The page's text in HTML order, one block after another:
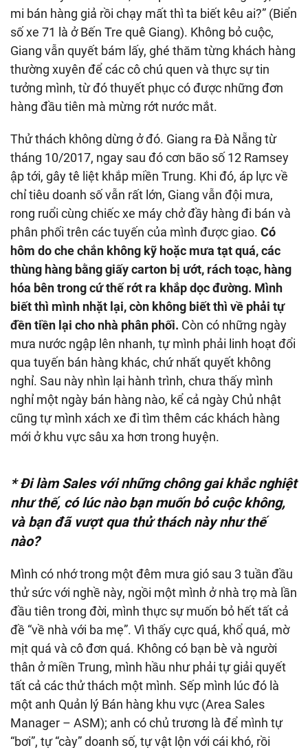
mi bán hàng giả rồi chạy mất thì ta biết kêu ai?” (Biển
số xe 71 là ở Bến Tre quê Giang). Không bỏ cuộc,
Giang vẫn quyết bám lấy, ghé thăm từng khách hàng
thường xuyên để các cô chú quen và thực sự tin
tưởng mình, từ đó thuyết phục có được những đơn
hàng đầu tiên mà mừng rớt nước mắt.
Thử thách không dừng ở đó. Giang ra Đà Nẵng từ
tháng 10/2017, ngay sau đó cơn bão số 12 Ramsey
ập tới, gây tê liệt khắp miền Trung. Khi đó, áp lực về
chỉ tiêu doanh số vẫn rất lớn, Giang vẫn đội mưa,
rong ruổi cùng chiếc xe máy chở đầy hàng đi bán và
phân phối trên các tuyến của mình được giao. Có
hôm do che chắn không kỹ hoặc mưa tạt quá, các
thùng hàng bằng giấy carton bị ướt, rách toạc, hàng
hóa bên trong cứ thế rớt ra khắp dọc đường. Mình
biết thì mình nhặt lại, còn không biết thì về phải tự
đền tiền lại cho nhà phân phối. Còn có những ngày
mưa nước ngập lên nhanh, tự mình phải linh hoạt đổi
qua tuyến bán hàng khác, chứ nhất quyết không
nghỉ. Sau này nhìn lại hành trình, chưa thấy mình
nghỉ một ngày bán hàng nào, kể cả ngày Chủ nhật
cũng tự mình xách xe đi tìm thêm các khách hàng
mới ở khu vực sâu xa hơn trong huyện.
* Đi làm Sales với những chông gai khắc nghiệt
như thế, có lúc nào bạn muốn bỏ cuộc không,
và bạn đã vượt qua thửthách nàynhư thế
nào?
Mình có nhớ trong một đêm mưa gió sau 3 tuần đầu
thử sức với nghề này, ngồi một mình ở nhà trọ mà lần
đầu tiên trong đời, mình thực sự muốn bỏ hết tất cả
đề “về nhà với ba mẹ”. Vì thấy cực quá, khổ quá, mờ
mịt quá và cô đơn quá. Không có bạn bè và người
thân ở miền Trung, mình hầu như phải tự giải quyết
tất cả các thử thách một mình. Sếp mình lúc đó là
một anh Quản lý Bán hàng khu vực (Area Sales
Manager – ASM); anh có chủ trương là để mình tự
“bơi”, tự “cày” doanh số, tự vật lộn với cái khó, rồi